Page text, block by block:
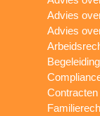
Advies
Advies